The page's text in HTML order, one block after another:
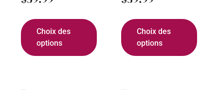
Choix des
options
Choix des
options